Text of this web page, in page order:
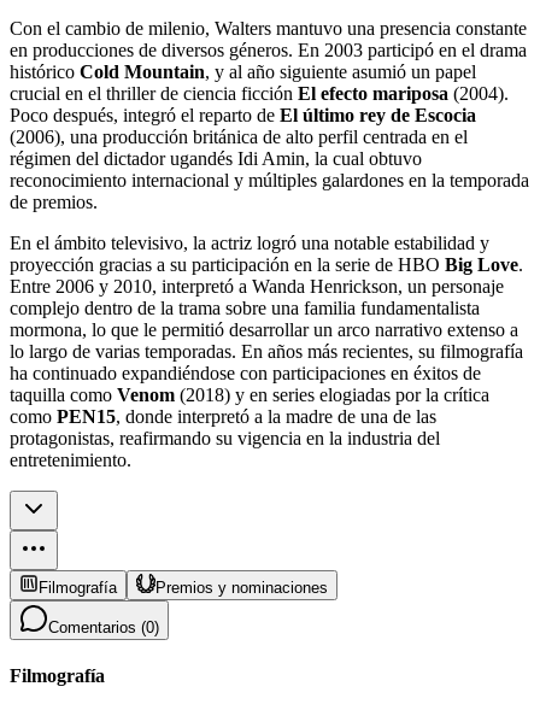
Con el cambio de milenio, Walters mantuvo una presencia constante
en producciones de diversos géneros. En 2003 participó en el drama
histórico Cold Mountain, y al año siguiente asumió un papel
crucial en el thriller de ciencia ficción El efecto mariposa (2004).
Poco después, integró el reparto de El último rey de Escocia
(2006), una producción británica de alto perfil centrada en el
régimen del dictador ugandés Idi Amin, la cual obtuvo
reconocimiento internacional y múltiples galardones en la temporada
de premios.
En el ámbito televisivo, la actriz logró una notable estabilidad y
proyección gracias a su participación en la serie de HBO Big Love.
Entre 2006 y 2010, interpretó a Wanda Henrickson, un personaje
complejo dentro de la trama sobre una familia fundamentalista
mormona, lo que le permitió desarrollar un arco narrativo extenso a
lo largo de varias temporadas. En años más recientes, su filmografía
ha continuado expandiéndose con participaciones en éxitos de
taquilla como Venom (2018) y en series elogiadas por la crítica
como PEN15, donde interpretó a la madre de una de las
protagonistas, reafirmando su vigencia en la industria del
entretenimiento.
Filmografía Premios y nominaciones
Comentarios (0)
Filmografía